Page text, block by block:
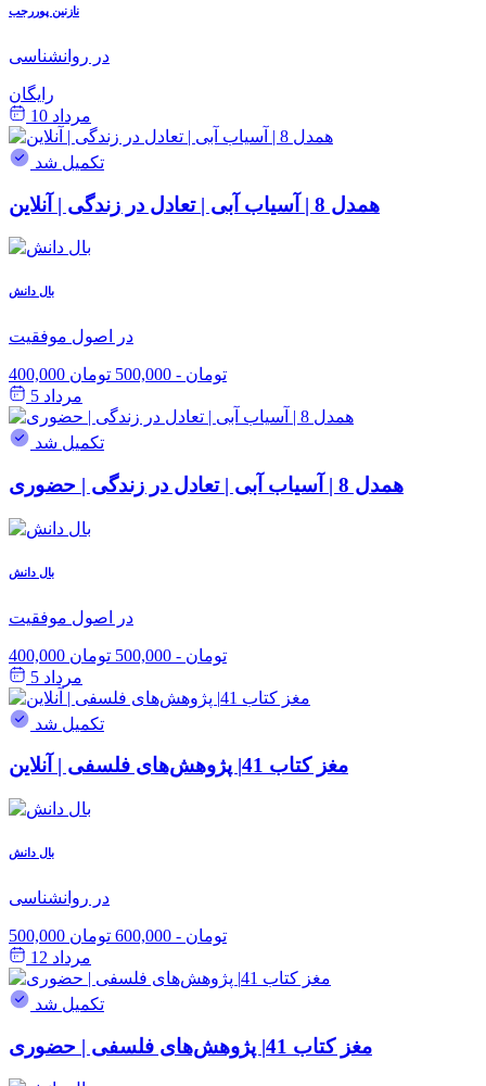
نازنین پوررجب
در روانشناسی
رایگان
مرداد 10
تکمیل شد
همدل 8 | آسیاب آبی | تعادل در زندگی | آنلاین
بال دانش
در اصول موفقیت
400,000 تومان - 500,000 تومان
مرداد 5
تکمیل شد
همدل 8 | آسیاب آبی | تعادل در زندگی | حضوری
بال دانش
در اصول موفقیت
400,000 تومان - 500,000 تومان
مرداد 5
تکمیل شد
مغز کتاب 41| پژوهش‌های فلسفی | آنلاین
بال دانش
در روانشناسی
500,000 تومان - 600,000 تومان
مرداد 12
تکمیل شد
مغز کتاب 41| پژوهش‌های فلسفی | حضوری